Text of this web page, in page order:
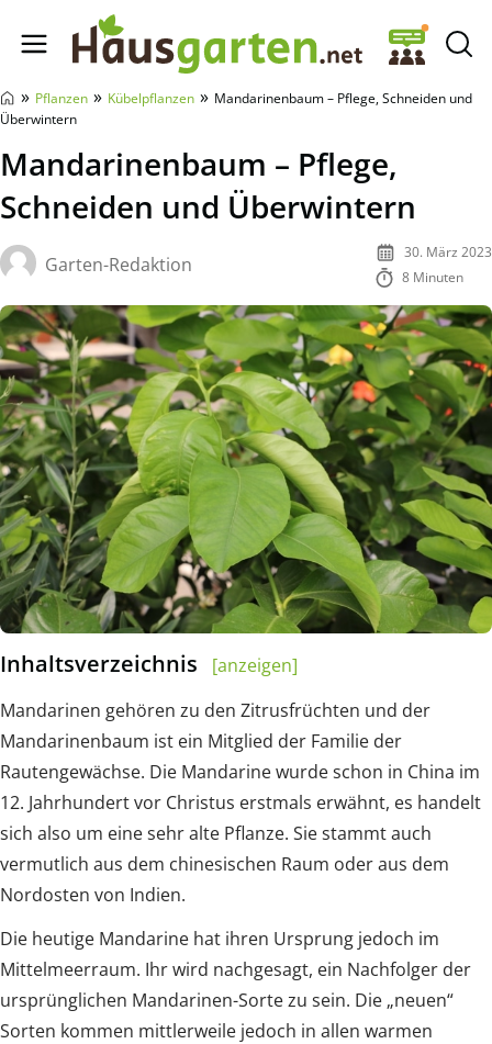
Hausgarten.net
» Pflanzen » Kübelpflanzen » Mandarinenbaum – Pflege, Schneiden und
Überwintern
Mandarinenbaum – Pflege,
Schneiden und Überwintern
Garten-Redaktion
30. März 2023
8 Minuten
Inhaltsverzeichnis
[anzeigen]
Mandarinen gehören zu den Zitrusfrüchten und der
Mandarinenbaum ist ein Mitglied der Familie der
Rautengewächse. Die Mandarine wurde schon in China im
12. Jahrhundert vor Christus erstmals erwähnt, es handelt
sich also um eine sehr alte Pflanze. Sie stammt auch
vermutlich aus dem chinesischen Raum oder aus dem
Nordosten von Indien.
Die heutige Mandarine hat ihren Ursprung jedoch im
Mittelmeerraum. Ihr wird nachgesagt, ein Nachfolger der
ursprünglichen Mandarinen-Sorte zu sein. Die „neuen“
Sorten kommen mittlerweile jedoch in allen warmen